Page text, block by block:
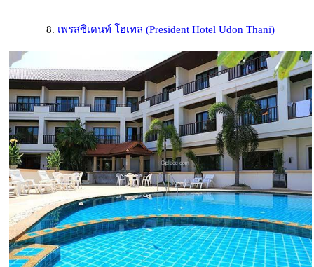
8. เพรสซิเดนท์ โฮเทล (President Hotel Udon Thani)